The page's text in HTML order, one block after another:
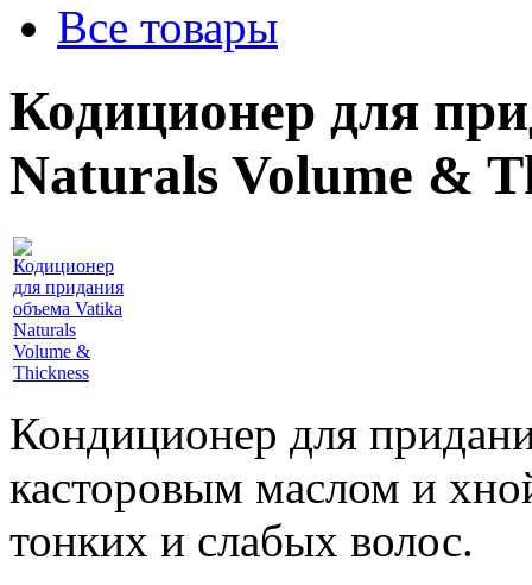
Все товары
Кодиционер для
Naturals Volume &
Кондиционер для
касторовым маслом и
тонких и слабых волос.